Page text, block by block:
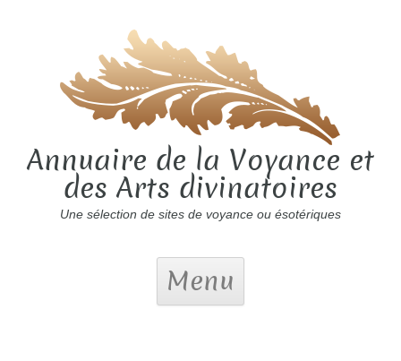
Annuaire de la Voyance et
des Arts divinatoires
Une sélection de sites de voyance ou ésotériques
Menu